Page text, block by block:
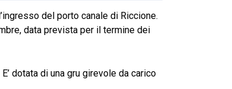
del porto canale di Riccione.
data prevista per il termine dei
dotata di una gru girevole da carico